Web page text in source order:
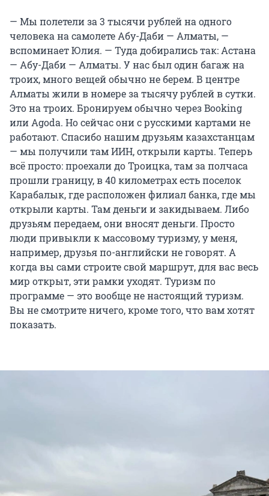
— Мы полетели за 3 тысячи рублей на одного
человека на самолете Абу-Даби — Алматы, —
вспоминает Юлия. — Туда добирались так: Астана
— Абу-Даби — Алматы. У нас был один багаж на
троих, много вещей обычно не берем. В центре
Алматы жили в номере за тысячу рублей в сутки.
Это на троих. Бронируем обычно через Booking
или Agoda. Но сейчас они с русскими картами не
работают. Спасибо нашим друзьям казахстанцам
— мы получили там ИИН, открыли карты. Теперь
всё просто: проехали до Троицка, там за полчаса
прошли границу, в 40 километрах есть поселок
Карабалык, где расположен филиал банка, где мы
открыли карты. Там деньги и закидываем. Либо
друзьям передаем, они вносят деньги. Просто
люди привыкли к массовому туризму, у меня,
например, друзья по-английски не говорят. А
когда вы сами строите свой маршрут, для вас весь
мир открыт, эти рамки уходят. Туризм по
программе — это вообще не настоящий туризм.
Вы не смотрите ничего, кроме того, что вам хотят
показать.